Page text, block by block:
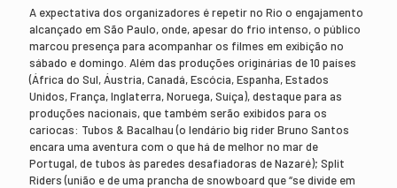
A expectativa dos organizadores é repetir no Rio o engajamento
alcançado em São Paulo, onde, apesar do frio intenso, o público
marcou presença para acompanhar os filmes em exibição no
sábado e domingo. Além das produções originárias de 10 países
(África do Sul, Áustria, Canadá, Escócia, Espanha, Estados
Unidos, França, Inglaterra, Noruega, Suíça), destaque para as
produções nacionais, que também serão exibidos para os
cariocas: Tubos & Bacalhau (o lendário big rider Bruno Santos
encara uma aventura com o que há de melhor no mar de
Portugal, de tubos às paredes desafiadoras de Nazaré); Split
Riders (união e de uma prancha de snowboard que “se divide em